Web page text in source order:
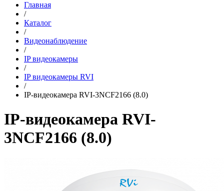
Главная
/
Каталог
/
Видеонаблюдение
/
IP видеокамеры
/
IP видеокамеры RVI
/
IP-видеокамера RVI-3NCF2166 (8.0)
IP-видеокамера RVI-
3NCF2166 (8.0)